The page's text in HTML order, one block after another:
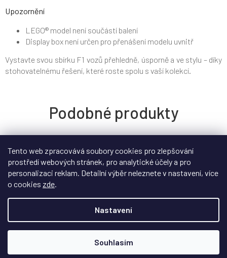
Tento web zpracovává soubory cookies pro zlepšování
prostředí webových stránek, pro analytické účely a pro
personalizaci reklam. Detailní výběr neleznete v nastavení, více
o cookies zde.
Nastavení
Souhlasím
Upozornění
LEGO® model není součástí balení
Display box není určen pro přenášení modelu uvnitř
Vystavte svou sbírku F1 vozů přehledně, úsporně a ve stylu – díky
stohovatelnému řešení, které roste spolu s vaší kolekcí.